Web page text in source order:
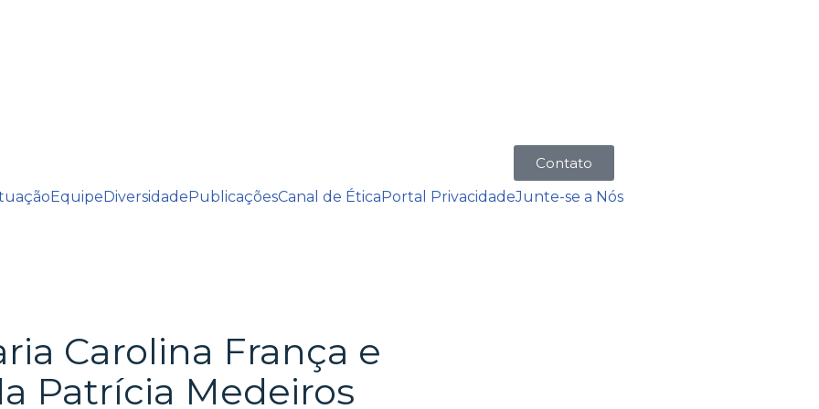
Contato
EquipeDiversidadePublicaçõesCanal de ÉticaPortal PrivacidadeJunte-se a Nós
Carolina França e
Patrícia Medeiros